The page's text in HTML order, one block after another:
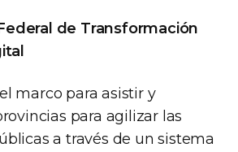
de Transformación
marco para asistir y
para agilizar las
a través de un sistema